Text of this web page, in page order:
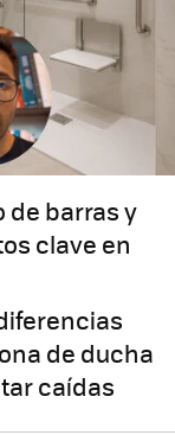
de barras y
clave en
de ducha
caídas